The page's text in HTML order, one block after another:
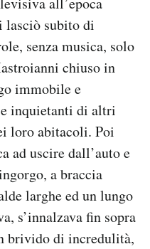
lasciò subito di
senza musica, solo
chiuso in
immobile e
inquietanti di altri
loro abitacoli. Poi
ad uscire dall’auto e
a braccia
larghe ed un lungo
s’innalzava fin sopra
brivido di incredulità,